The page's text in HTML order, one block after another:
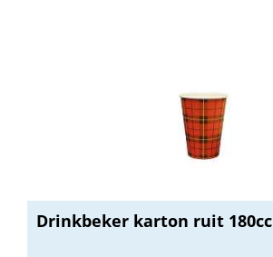
Drinkbeker karton ruit 180cc